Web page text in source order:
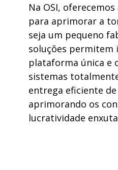
Na OSI,
para aprimorar a
seja um pequeno
soluções permitem
plataforma única e
sistemas
entrega eficiente
aprimorando os
lucratividade